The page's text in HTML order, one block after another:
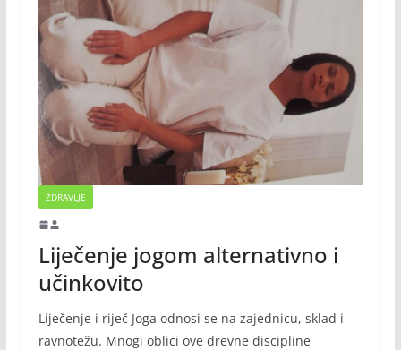
ZDRAVLJE
Liječenje jogom alternativno i
učinkovito
Liječenje i riječ Joga odnosi se na zajednicu, sklad i
ravnotežu. Mnogi oblici ove drevne discipline